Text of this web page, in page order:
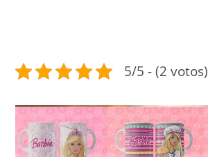
5/5 - (2 votos)